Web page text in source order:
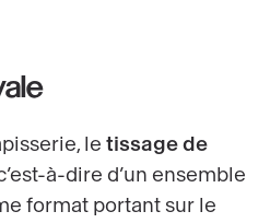
le tissage de
à-dire d’un ensemble
format portant sur le